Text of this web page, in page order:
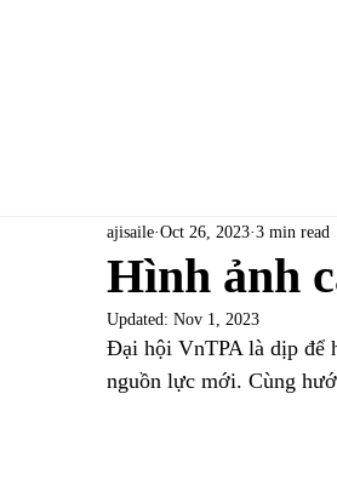
Hình ảnh
ajisaile Oct 26, 2023 3 min read
Updated: Nov 1, 2023
Đại hội VnTPA là dịp để
nguồn lực mới. Cùng